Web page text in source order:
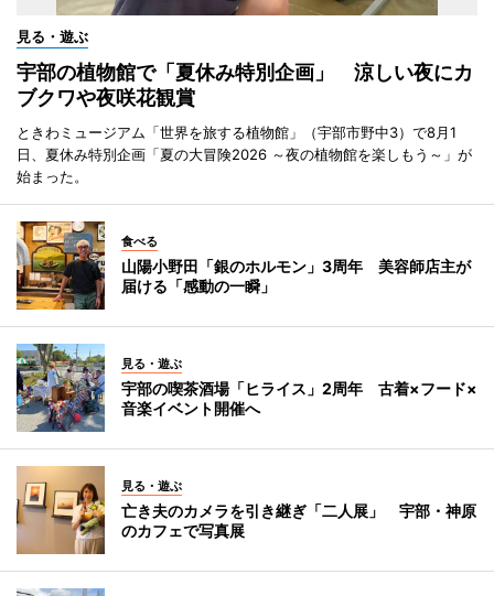
見る・遊ぶ
宇部の植物館で「夏休み特別企画」 涼しい夜にカ
ブクワや夜咲花観賞
ときわミュージアム「世界を旅する植物館」（宇部市野中3）で8月1
日、夏休み特別企画「夏の大冒険2026 ～夜の植物館を楽しもう～」が
始まった。
食べる
山陽小野田「銀のホルモン」3周年 美容師店主が
届ける「感動の一瞬」
見る・遊ぶ
宇部の喫茶酒場「ヒライス」2周年 古着×フード×
音楽イベント開催へ
見る・遊ぶ
亡き夫のカメラを引き継ぎ「二人展」 宇部・神原
のカフェで写真展